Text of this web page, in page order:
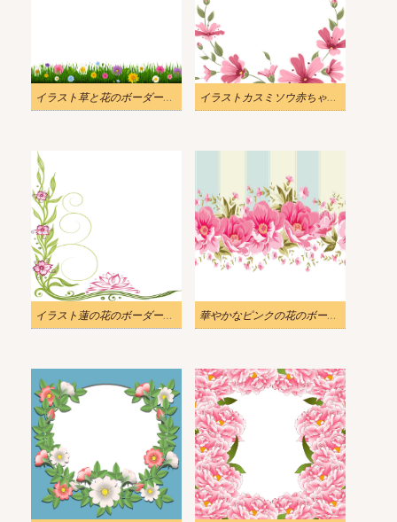
イラスト草と花のボーダーpng イラストカスミソウ赤ちゃんの息の花のボーダーpng
イラスト蓮の花のボーダーpng 華やかなピンクの花のボーダーpngをイラストします